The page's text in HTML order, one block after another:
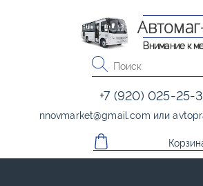
Внимание к
+7 (920) 025-25-
nnovmarket@gmail.com или